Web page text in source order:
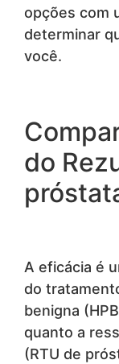
opções com
determinar
você.
do
A eficácia é
do
benigna
quanto a
(RTU de